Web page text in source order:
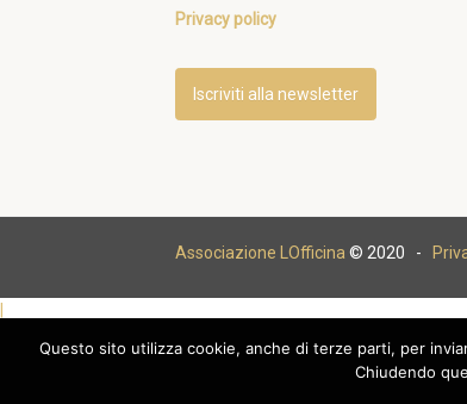
Privacy policy
Iscriviti alla newsletter
Associazione LOfficina © 2020 -
Questo sito utilizza cookie, anche di terze parti, per
Chiudendo